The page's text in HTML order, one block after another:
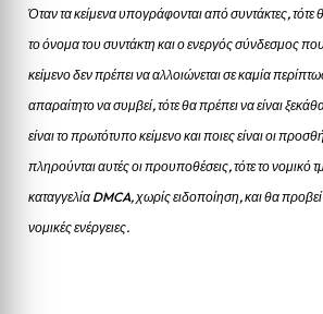
Όταν τα κείμενα υπογράφονται από συντάκτες, τότε
το όνομα του συντάκτη και ο ενεργός σύνδεσμος
κείμενο δεν πρέπει να αλλοιώνεται σε καμία
απαραίτητο να συμβεί, τότε θα πρέπει να είναι
είναι το πρωτότυπο κείμενο και ποιες είναι οι
πληρούνται αυτές οι προυποθέσεις, τότε το νομικό
καταγγελία DMCA, χωρίς ειδοποίηση, και θα προβεί
νομικές ενέργειες.